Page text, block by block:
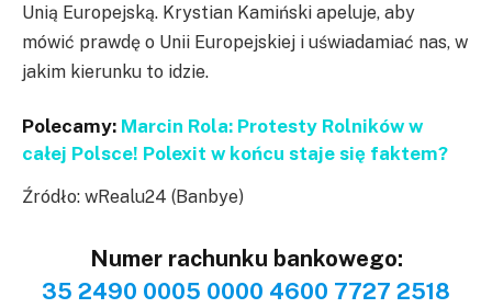
Unią Europejską. Krystian Kamiński apeluje, aby
mówić prawdę o Unii Europejskiej i uświadamiać nas, w
jakim kierunku to idzie.
Polecamy: Marcin Rola: Protesty Rolników w
całej Polsce! Polexit w końcu staje się faktem?
Źródło: wRealu24 (Banbye)
Numer rachunku bankowego:
35 2490 0005 0000 4600 7727 2518